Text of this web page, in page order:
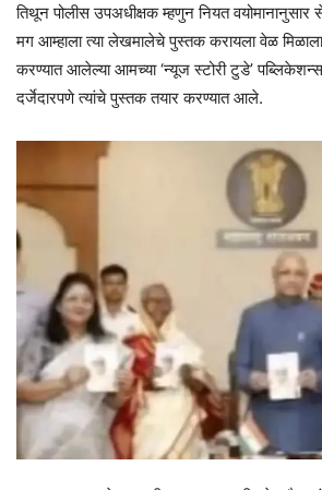
तिथून पोलीस उपअधीक्षक म्हणुन नियत वयोमानानुसार
मग आम्हाला त्या लेखमालेचे पुस्तक करायला वेळ
करण्यात आलेल्या आमच्या ‘न्यूज स्टोरी टुडे’
दर्जेदारपणे त्यांचे पुस्तक तयार करण्यात आले.